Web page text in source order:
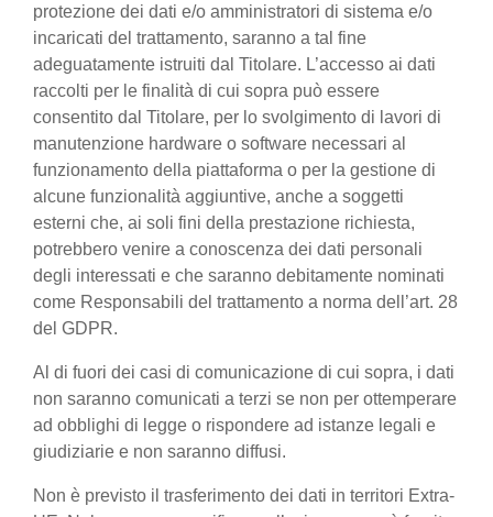
protezione dei dati e/o amministratori di sistema e/o
incaricati del trattamento, saranno a tal fine
adeguatamente istruiti dal Titolare. L’accesso ai dati
raccolti per le finalità di cui sopra può essere
consentito dal Titolare, per lo svolgimento di lavori di
manutenzione hardware o software necessari al
funzionamento della piattaforma o per la gestione di
alcune funzionalità aggiuntive, anche a soggetti
esterni che, ai soli fini della prestazione richiesta,
potrebbero venire a conoscenza dei dati personali
degli interessati e che saranno debitamente nominati
come Responsabili del trattamento a norma dell’art. 28
del GDPR.
Al di fuori dei casi di comunicazione di cui sopra, i dati
non saranno comunicati a terzi se non per ottemperare
ad obblighi di legge o rispondere ad istanze legali e
giudiziarie e non saranno diffusi.
Non è previsto il trasferimento dei dati in territori Extra-